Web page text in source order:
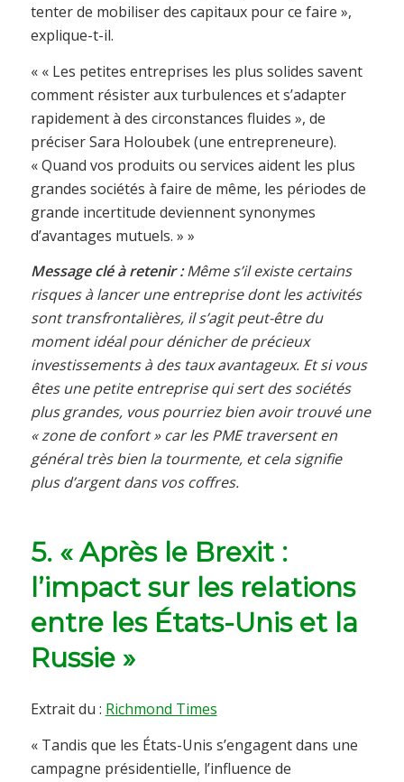
tenter de mobiliser des capitaux pour ce faire »,
explique-t-il.
« « Les petites entreprises les plus solides savent
comment résister aux turbulences et s’adapter
rapidement à des circonstances fluides », de
préciser Sara Holoubek (une entrepreneure).
« Quand vos produits ou services aident les plus
grandes sociétés à faire de même, les périodes de
grande incertitude deviennent synonymes
d’avantages mutuels. » »
Message clé à retenir :Même s’il existe certains
risques à lancer une entreprise dont les activités
sont transfrontalières, il s’agit peut-être du
moment idéal pour dénicher de précieux
investissements à des taux avantageux. Et si vous
êtes une petite entreprise qui sert des sociétés
plus grandes, vous pourriez bien avoir trouvé une
« zone de confort » car les PME traversent en
général très bien la tourmente, et cela signifie
plus d’argent dans vos coffres.
5. « Après le Brexit :
l’impact sur les relations
entre les États-Unis et la
Russie »
Extrait du : Richmond Times
« Tandis que les États-Unis s’engagent dans une
campagne présidentielle, l’influence de